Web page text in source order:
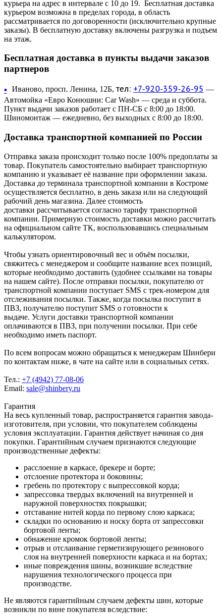
курьера на адрес в интервале с 10 до 19. Бесплатная доставка
курьером возможна в пределах города, в область
рассматривается по договоренности (исключительно крупные
заказы). В бесплатную доставку включены разгрузка и подъем
на этаж.
Бесплатная доставка в пункты выдачи заказов
партнеров
• Иваново, просп. Ленина, 12Б, тел: +7-920-359-26-95 —
Автомойка «Евро Конюшни: Car Wash» — среда и суббота.
Пункт выдачи заказов работает с ПН-СБ с 8:00 до 18:00.
Шиномонтаж — ежедневно, без выходных с 8:00 до 18:00.
Доставка транспортной компанией по России
Отправка заказа происходит только после 100% предоплаты за
товар. Покупатель самостоятельно выбирает транспортную
компанию и указывает её название при оформлении заказа.
Доставка до терминала транспортной компании в Костроме
осуществляется бесплатно, в день заказа или на следующий
рабочий день магазина. Далее стоимость
доставки рассчитывается согласно тарифу транспортной
компании. Примерную стоимость доставки можно рассчитать
на официальном сайте ТК, воспользовавшись специальным
калькулятором.
Чтобы узнать ориентировочный вес и объём посылки,
свяжитесь с менеджером и сообщите название всех позиций,
которые необходимо доставить (удобнее ссылками на товары
на нашем сайте). После отправки посылки, покупателю от
транспортной компании поступает SMS с трек-номером для
отслеживания посылки. Также, когда посылка поступит в
ПВЗ, получателю поступит SMS о готовности к
выдаче. Услуги доставки транспортной компании
оплачиваются в ПВЗ, при получении посылки. При себе
необходимо иметь паспорт.
По всем вопросам можно обращаться к менеджерам Шинбери
по контактам ниже, в чате на сайте или в социальных сетях.
Тел.: +7 (4942) 77-08-06
Email: sale@shinbery.ru
Гарантия
На весь купленный товар, распространяется гарантия завода-
изготовителя, при условии, что покупателем соблюдены
условия эксплуатации. Гарантия действует начиная со дня
покупки. Гарантийным случаем признаются следующие
производственные дефекты:
расслоение в каркасе, брекере и борте;
отслоение протектора и боковины;
гребень по протектору с выпрессовкой корда;
запрессовка твердых включений на внутренней и
наружной поверхностях покрышки;
отставание нитей корда по первому слою каркаса;
складки по основанию и носку борта от запрессовки
бортовой ленты;
обнажение кромок бортовой ленты;
отрыв и отслаивание герметизирующего резинового
слоя на внутренней поверхности каркаса и на бортах;
иные повреждения шины, возникшие вследствие
нарушения технологического процесса при
производстве.
Не являются гарантийным случаем дефекты шин, которые
возникли по вине покупателя вследствие: